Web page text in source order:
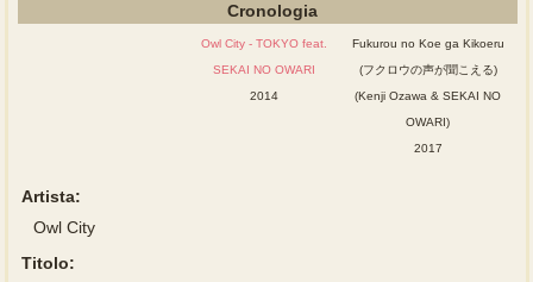
Cronologia
Owl City - TOKYO feat.
SEKAI NO OWARI
2014
Fukurou no Koe ga Kikoeru
(フクロウの声が聞こえる)
(Kenji Ozawa & SEKAI NO
OWARI)
2017
Artista:
Owl City
Titolo: